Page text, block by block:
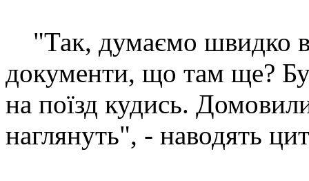
"Так, думаємо швидко
документи, що там ще?
на поїзд кудись.
наглянуть", - наводять